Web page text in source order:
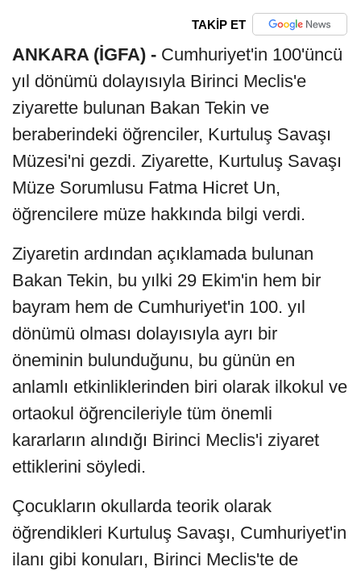
TAKİP ET
ANKARA (İGFA) - Cumhuriyet'in 100'üncü
yıl dönümü dolayısıyla Birinci Meclis'e
ziyarette bulunan Bakan Tekin ve
beraberindeki öğrenciler, Kurtuluş Savaşı
Müzesi'ni gezdi. Ziyarette, Kurtuluş Savaşı
Müze Sorumlusu Fatma Hicret Un,
öğrencilere müze hakkında bilgi verdi.
Ziyaretin ardından açıklamada bulunan
Bakan Tekin, bu yılki 29 Ekim'in hem bir
bayram hem de Cumhuriyet'in 100. yıl
dönümü olması dolayısıyla ayrı bir
öneminin bulunduğunu, bu günün en
anlamlı etkinliklerinden biri olarak ilkokul ve
ortaokul öğrencileriyle tüm önemli
kararların alındığı Birinci Meclis'i ziyaret
ettiklerini söyledi.
Çocukların okullarda teorik olarak
öğrendikleri Kurtuluş Savaşı, Cumhuriyet'in
ilanı gibi konuları, Birinci Meclis'te de